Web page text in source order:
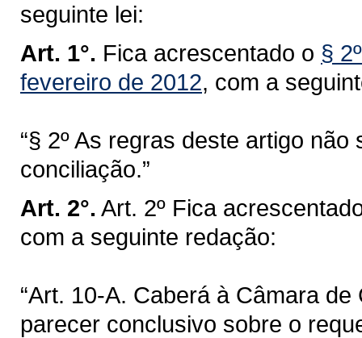
seguinte lei:
Art. 1°. Fica acrescentado o §
fevereiro de 2012, com a
“§ 2º As regras deste artigo
conciliação.”
Art. 2°. Art. 2º Fica
com a seguinte redação:
“Art. 10-A. Caberá à Câmara
parecer conclusivo sobre o